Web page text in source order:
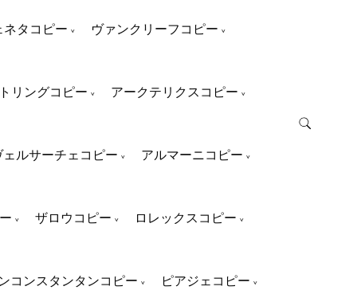
タコピー ヴァンクリーフコピー
リングコピー アークテリクスコピー
ェルサーチェコピー アルマーニコピー
ザロウコピー ロレックスコピー
コンスタンタンコピー ピアジェコピー